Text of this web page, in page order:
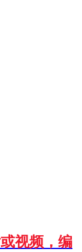
视频，编